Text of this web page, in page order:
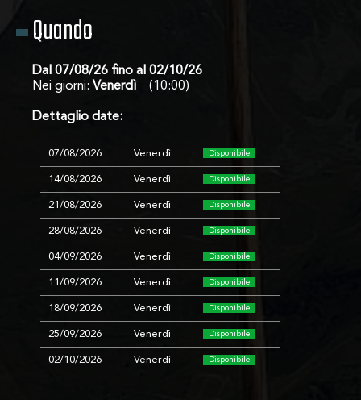
Contatto
Quando
Dal 07/08/26 fino al 02/10/26
Nei giorni: Venerdì(10:00)
Dettaglio date:
07/08/2026 Venerdì Disponibile
14/08/2026 Venerdì Disponibile
21/08/2026 Venerdì Disponibile
28/08/2026 Venerdì Disponibile
04/09/2026 Venerdì Disponibile
11/09/2026 Venerdì Disponibile
18/09/2026 Venerdì Disponibile
25/09/2026 Venerdì Disponibile
02/10/2026 Venerdì Disponibile